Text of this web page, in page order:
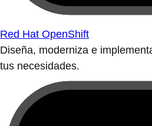
Red Hat OpenShift
Diseña, moderniza e
tus necesidades.